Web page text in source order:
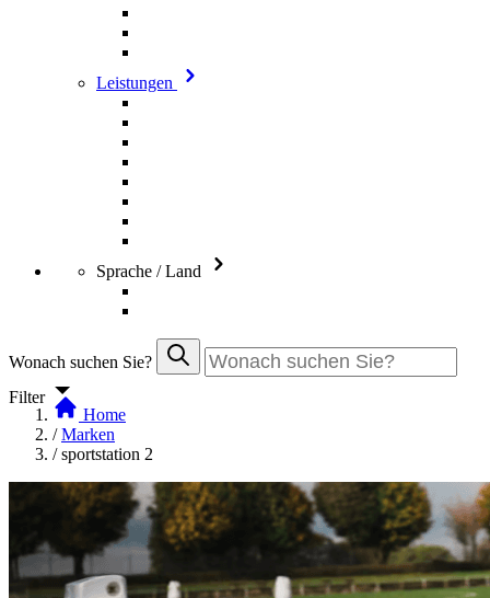
Leistungen
Sprache / Land
Wonach suchen Sie?
Filter
Home
/ Marken
/ sportstation 2